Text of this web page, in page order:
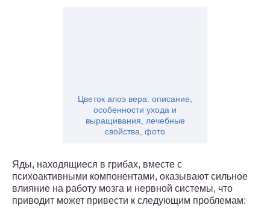
Цветок алоэ вера: описание,
особенности ухода и
выращивания, лечебные
свойства, фото
Яды, находящиеся в грибах, вместе с
психоактивными компонентами, оказывают сильное
влияние на работу мозга и нервной системы, что
приводит может привести к следующим проблемам: